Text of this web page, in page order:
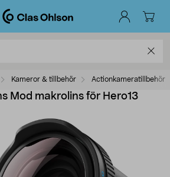
Kameror & tillbehör Actionkameratillbehör
Mod makrolins för Hero13